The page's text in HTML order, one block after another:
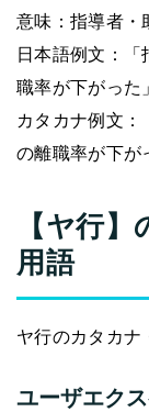
意味：指導者・
日本語例文：
職率が下がった」
カタカナ例文：
の離職率が下が
【ヤ行
用語
ヤ行のカタカナ
ユーザエク